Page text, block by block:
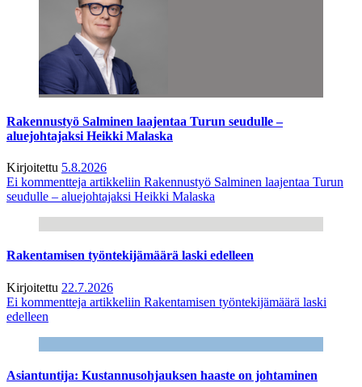
Rakennustyö Salminen laajentaa Turun seudulle –
aluejohtajaksi Heikki Malaska
Kirjoitettu 5.8.2026
Ei kommentteja artikkeliin Rakennustyö Salminen laajentaa Turun
seudulle – aluejohtajaksi Heikki Malaska
Rakentamisen työntekijämäärä laski edelleen
Kirjoitettu 22.7.2026
Ei kommentteja artikkeliin Rakentamisen työntekijämäärä laski
edelleen
Asiantuntija: Kustannusohjauksen haaste on johtaminen